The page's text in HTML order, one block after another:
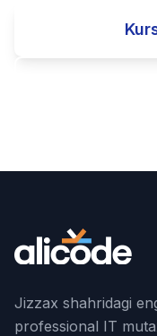
Jizzax shahridagi
professional IT